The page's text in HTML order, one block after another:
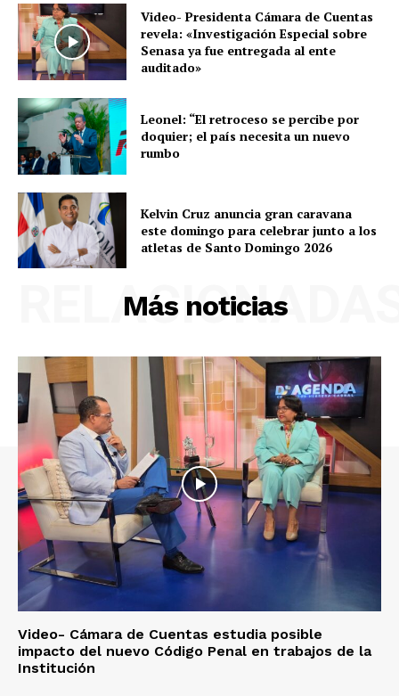
Video- Presidenta Cámara de Cuentas
revela: «Investigación Especial sobre
Senasa ya fue entregada al ente
auditado»
Leonel: “El retroceso se percibe por
doquier; el país necesita un nuevo
rumbo
Kelvin Cruz anuncia gran caravana
este domingo para celebrar junto a los
atletas de Santo Domingo 2026
Más noticias
Video- Cámara de Cuentas estudia posible
impacto del nuevo Código Penal en trabajos de la
Institución